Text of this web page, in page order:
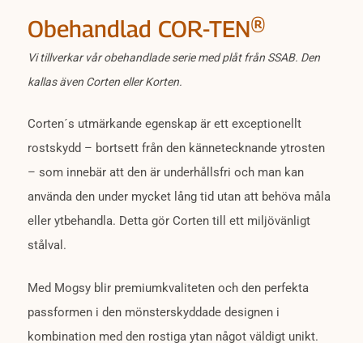
Obehandlad COR-TEN®
Vi tillverkar vår obehandlade serie med plåt från SSAB. Den
kallas även Corten eller Korten.
Corten´s utmärkande egenskap är ett exceptionellt
rostskydd – bortsett från den kännetecknande ytrosten
– som innebär att den är underhållsfri och man kan
använda den under mycket lång tid utan att behöva måla
eller ytbehandla. Detta gör Corten till ett miljövänligt
stålval.
Med Mogsy blir premiumkvaliteten och den perfekta
passformen i den mönsterskyddade designen i
kombination med den rostiga ytan något väldigt unikt.